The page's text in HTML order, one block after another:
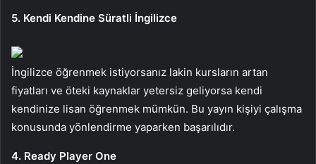
5. Kendi Kendine Süratli İngilizce
İngilizce öğrenmek istiyorsanız lakin kursların artan
fiyatları ve öteki kaynaklar yetersiz geliyorsa kendi
kendinize lisan öğrenmek mümkün. Bu yayın kişiyi çalışma
konusunda yönlendirme yaparken başarılıdır.
4. Ready Player One